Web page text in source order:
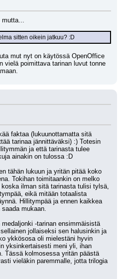
mutta...
sitten oikein jatkuu? :D
mut nyt on käytössä OpenOffice
vielä poimittava tarinan luvut tonne
faktaa (lukuunottamatta sitä
tarinaa jännittäväksi) :) Totesin
ja että tarinasta tulee
ainakin on tulossa :D
tähän lukuun ja yritän pitää koko
Tokihan toimitaankin on melko
ilman sitä tarinasta tulisi tylsä,
eikä mitään totaalista
Hillitympää ja ennen kaikkea
mukaan.
-tarinan ensimmäisistä
jollaiseksi sen halusinkin ja
ykkösosa oli mielestäni hyvin
yksinkertaisesti meni yli, ihan
Tässä kolmosessa yritän päästä
vieläkin paremmalle, jotta trilogia